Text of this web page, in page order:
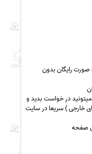
صورت رایگان بدون
در خواست بدید و
خارجی ) سریعا در سایت
صفحه